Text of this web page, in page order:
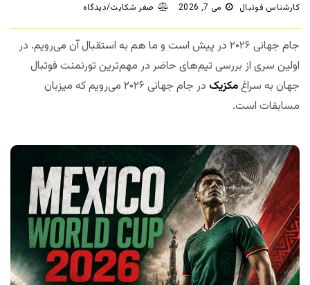
کارشناس فوتبال می 7, 2026 صفر شکایت/دیدگاه
جام جهانی ۲۰۲۶ در پیش است و ما هم به استقبال آن می‌رویم. در
اولین سری از بررسی تیم‌های حاضر در مهم‌ترین تورنمنت فوتبال
جهان به سراغمکزیک
در جام جهانی ۲۰۲۶ می‌رویم که میزبان
مسابقات است.